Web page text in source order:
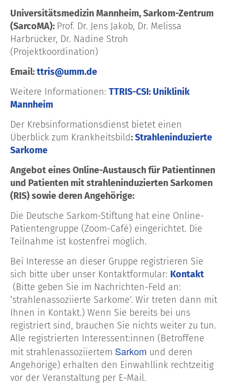
Universitätsmedizin Mannheim,Sarkom-Zentrum
(SarcoMA): Prof. Dr. Jens Jakob, Dr. Melissa
Harbrücker, Dr. Nadine Stroh
(Projektkoordination)
Email:ttris@umm.de
Weitere Informationen: TTRIS-CSI: Uniklinik
Mannheim
Der Krebsinformationsdienst bietet einen
Überblick zum Krankheitsbild:Strahleninduzierte
Sarkome
Angebot eines Online-Austausch für Patientinnen
und Patienten mit strahleninduzierten Sarkomen
(RIS) sowie deren Angehörige:
Die Deutsche Sarkom-Stiftung hat eine Online-
Patientengruppe (Zoom-Café) eingerichtet. Die
Teilnahme ist kostenfrei möglich.
Bei Interesse an dieser Gruppe registrieren Sie
sich bitte über unser Kontaktformular: Kontakt
(Bitte geben Sie im Nachrichten-Feld an:
‘strahlenassoziierte Sarkome’. Wir treten dann mit
Ihnen in Kontakt.) Wenn Sie bereits bei uns
registriert sind, brauchen Sie nichts weiter zu tun.
Alle registrierten Interessent:innen (Betroffene
mit strahlenassoziiertem Sarkom und deren
Angehörige) erhalten den Einwahllink rechtzeitig
vor der Veranstaltung per E-Mail.